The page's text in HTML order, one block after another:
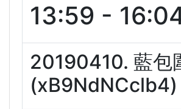
13:59 -
20190410. 藍包
(xB9NdNCclb4)